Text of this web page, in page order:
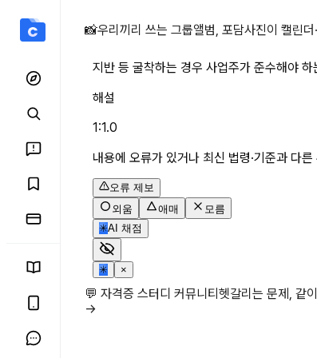
지반 등 굴착하는 경우
📸우리끼리 쓰는 그룹앨범, 포담사진이 캘린
지반 등 굴착하는 경우 사업주가 준수해야
해설
1:1.0
내용에 오류가 있거나 최신 법령·기준과 다
오류 제보
외움
애매
모름
✳AI 채점
✳ ×
💬 자격증 스터디 커뮤니티헷갈리는 문제, 같
→